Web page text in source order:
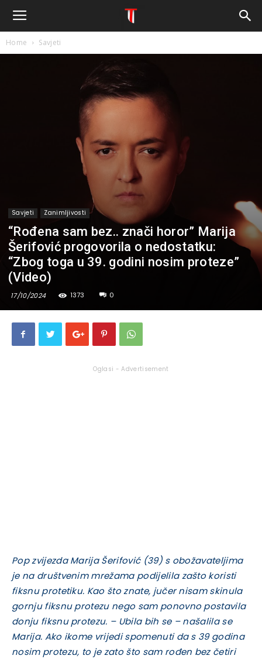
Home Savjeti
Savjeti Zanimljivosti
“Rođena sam bez.. znači horor” Marija
Šerifović progovorila o nedostatku:
“Zbog toga u 39. godini nosim proteze”
(Video)
17/10/2024 1373 0
Oglasi - Advertisement
Pop zvijezda Marija Šerifović (39) s obožavateljima
je na društvenim mrežama podijelila zašto koristi
fiksnu protetiku. Kao što znate, jučer nisam skinula
gornju fiksnu protezu nego sam ponovno postavila
donju fiksnu protezu. – Ubila bih se – našalila se
Marija. Ako ikome vrijedi spomenuti da s 39 godina
nosim protezu, to je zato što sam rođen bez četiri